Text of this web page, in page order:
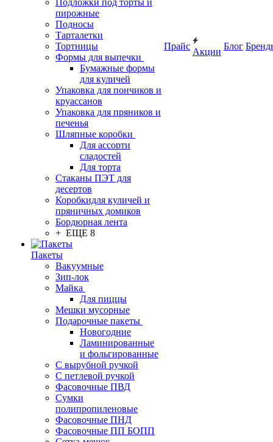
Подложки под торты и
пирожные
Подносы
Тарталетки
Тортницы
Формы для выпечки
Бумажные формы
для куличей
Упаковка для пончиков и
круассанов
Упаковка для пряников и
печенья
Шляпные коробки
Для ассорти
сладостей
Для торта
Стаканы ПЭТ для
десертов
Коробкидля куличей и
пряничных домиков
Бордюрная лента
+ ЕЩЕ 8
Пакеты
Вакуумные
Зип-лок
Майка
Для пиццы
Мешки мусорные
Подарочные пакеты
Новогодние
Ламинированные
и фольгированные
С вырубной ручкой
С петлевой ручкой
Фасовочные ПВД
Сумки
полипропиленовые
Фасовочные ПНД
Фасовочные ПП БОПП
Прайс
Акции
Блог